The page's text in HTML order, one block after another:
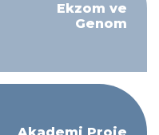
Ekzom ve
Genom